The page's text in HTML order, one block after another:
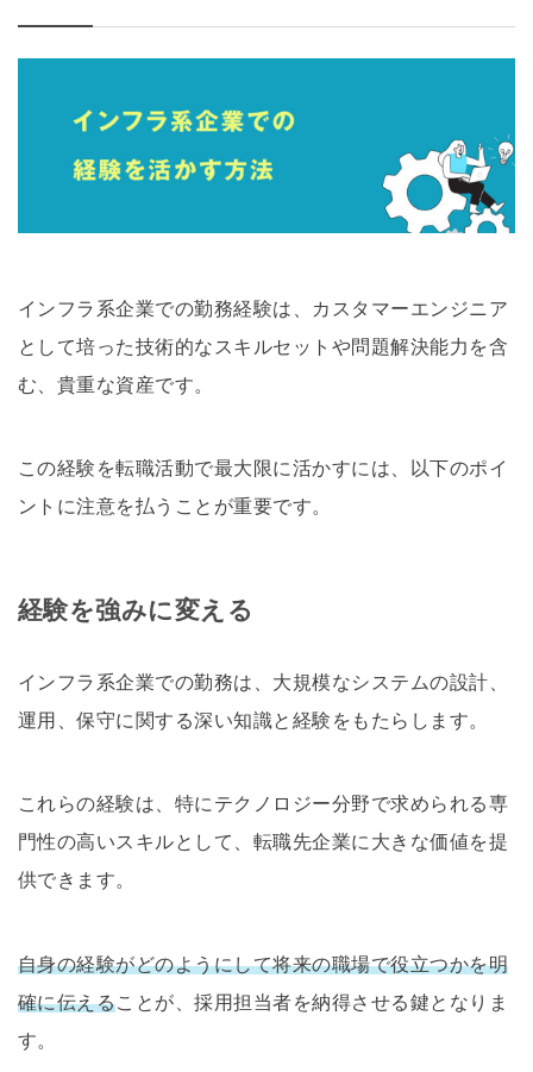
インフラ系企業での勤務経験は、カスタマーエンジニア
として培った技術的なスキルセットや問題解決能力を含
む、貴重な資産です。
この経験を転職活動で最大限に活かすには、以下のポイ
ントに注意を払うことが重要です。
経験を強みに変える
インフラ系企業での勤務は、大規模なシステムの設計、
運用、保守に関する深い知識と経験をもたらします。
これらの経験は、特にテクノロジー分野で求められる専
門性の高いスキルとして、転職先企業に大きな価値を提
供できます。
自身の経験がどのようにして将来の職場で役立つかを明
確に伝えることが、採用担当者を納得させる鍵となりま
す。